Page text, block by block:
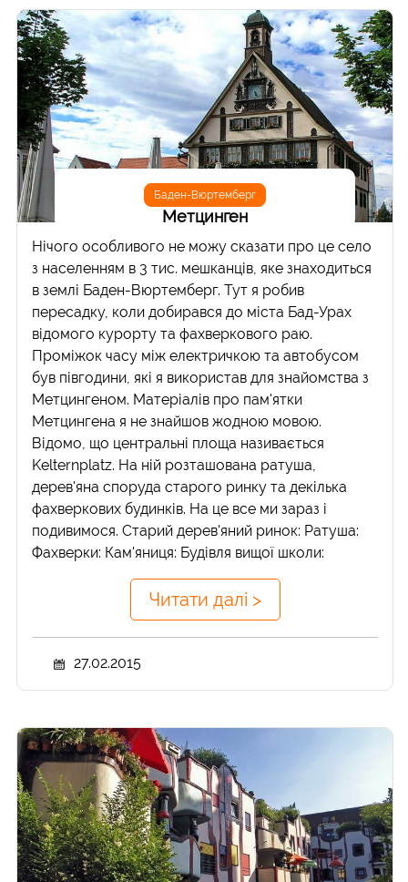
Баден-Вюртемберг
Метцинген
Нічого особливого не можу сказати про це село
з населенням в 3 тис. мешканців, яке знаходиться
в землі Баден-Вюртемберг. Тут я робив
пересадку, коли добирався до міста Бад-Урах
відомого курорту та фахверкового раю.
Проміжок часу між електричкою та автобусом
був півгодини, які я використав для знайомства з
Метцингеном. Матеріалів про пам'ятки
Метцингена я не знайшов жодною мовою.
Відомо, що центральні площа називається
Kelternplatz. На ній розташована ратуша,
дерев'яна споруда старого ринку та декілька
фахверкових будинків. На це все ми зараз і
подивимося. Старий дерев'яний ринок: Ратуша:
Фахверки: Кам'яниця: Будівля вищої школи:
Читати далі >
27.02.2015